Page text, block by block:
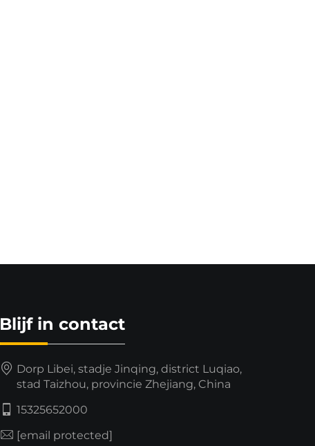
Blijf in contact
Dorp Libei, stadje Jinqing, district Luqiao,
stad Taizhou, provincie Zhejiang, China
15325652000
[email protected]